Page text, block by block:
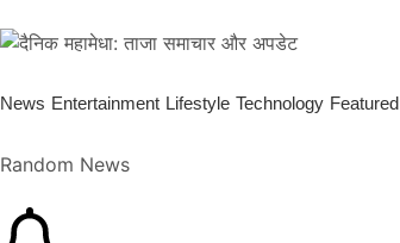
News Entertainment Lifestyle Technology Featured
Random News